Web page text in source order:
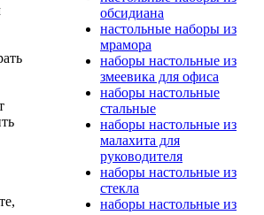
обсидиана
настольные наборы из
мрамора
наборы настольные из
змеевика для офиса
наборы настольные
стальные
наборы настольные из
малахита для
руководителя
наборы настольные из
стекла
наборы настольные из